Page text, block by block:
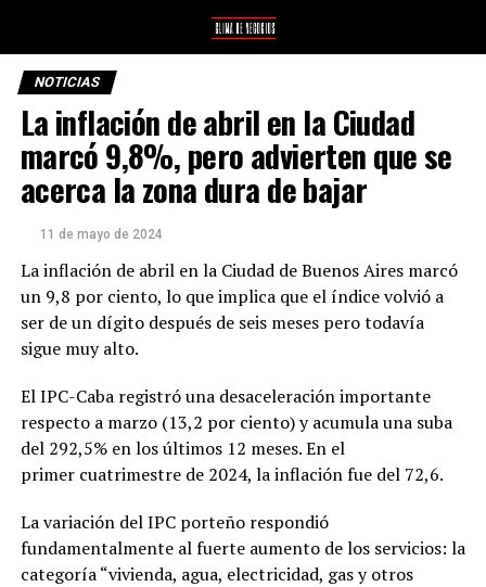
NOTICIAS
La inflación de abril en la Ciudad
marcó 9,8%, pero advierten que se
acerca la zona dura de bajar
11 de mayo de 2024
La inflación de abril en la Ciudad de Buenos Aires marcó
un 9,8 por ciento, lo que implica que el índice volvió a
ser de un dígito después de seis meses pero todavía
sigue muy alto.
El IPC-Caba registró una desaceleración importante
respecto a marzo (13,2 por ciento) y acumula una suba
del 292,5% en los últimos 12 meses. En el
primer cuatrimestre de 2024, la inflación fue del 72,6.
La variación del IPC porteño respondió
fundamentalmente al fuerte aumento de los servicios: la
categoría “vivienda, agua, electricidad, gas y otros